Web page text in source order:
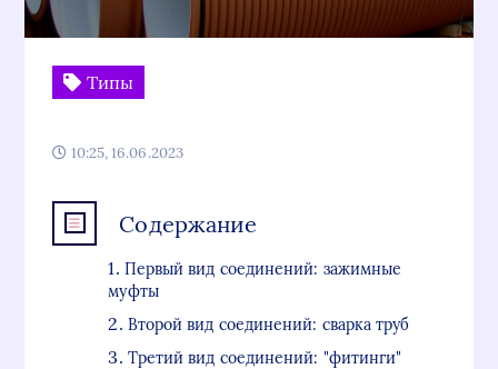
Типы
10:25, 16.06.2023
Содержание
Первый вид соединений: зажимные
муфты
Второй вид соединений: сварка труб
Третий вид соединений: "фитинги"